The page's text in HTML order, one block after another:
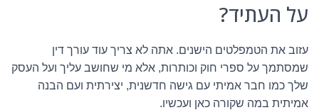
על העתיד?
עזוב את הטמפלטים הישנים. אתה לא צריך עוד עורך דין
שמסתמך על ספרי חוק וכותרות, אלא מי שחושב עליך ועל העסק
שלך כמו חבר אמיתי עם גישה חדשנית, יצירתית ועם הבנה
אמיתית במה שקורה כאן ועכשיו.